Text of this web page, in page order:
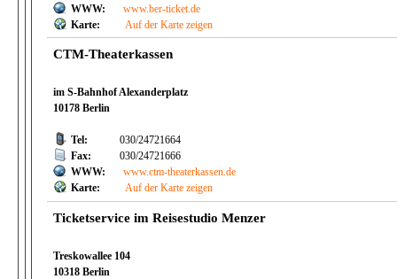
WWW:
www.ber-ticket.de
Karte:
Auf der Karte zeigen
CTM-Theaterkassen
im S-Bahnhof Alexanderplatz
10178 Berlin
Tel:
030/24721664
Fax:
030/24721666
WWW:
www.ctm-theaterkassen.de
Karte:
Auf der Karte zeigen
Ticketservice im Reisestudio Menzer
Treskowallee 104
10318 Berlin